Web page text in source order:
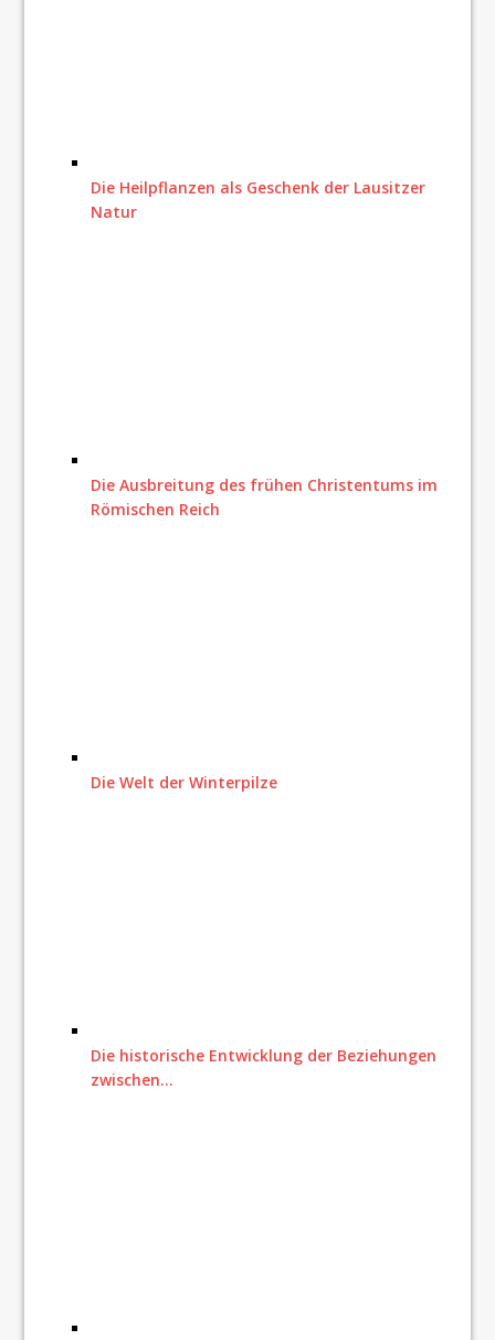
Die Heilpflanzen als Geschenk der Lausitzer
Natur
Die Ausbreitung des frühen Christentums im
Römischen Reich
Die Welt der Winterpilze
Die historische Entwicklung der Beziehungen
zwischen…